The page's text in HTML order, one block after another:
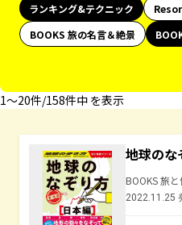
ランキング&テクニック
BOOKS 旅の名言＆絶景
1〜20件/158件中 を表示
地球の
BOOKS 旅
2022.11.25